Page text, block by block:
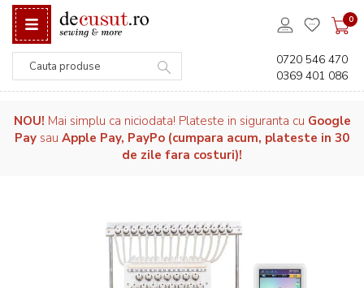
0
0720 546 470
0369 401 086
NOU! Mai simplu ca niciodata! Plateste in siguranta cu Google
Pay sau Apple Pay, PayPo (cumpara acum, plateste in 30
de zile fara costuri)!